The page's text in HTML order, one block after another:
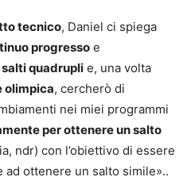
tecnico, Daniel ci spiega
progresso e
salti quadrupli e, una volta
olimpica, cercherò di
nei miei programmi
per ottenere un salto
ndr) con l’obiettivo di essere
ottenere un salto simile»..